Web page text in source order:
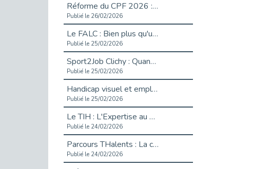
Réforme du CPF 2026 : Ce qui change ce printemps pour vos droits à la formation
Publié le 26/02/2026
Le FALC : Bien plus qu'une écriture, un levier d'inclusion
Publié le 25/02/2026
Sport2Job Clichy : Quand le terrain devient le plus beau des bureaux
Publié le 25/02/2026
Handicap visuel et emploi : lever les obstacles pour révéler les - vidéo
Publié le 25/02/2026
Le TIH : L'Expertise au Service de l'Inclusion
Publié le 24/02/2026
Parcours THalents : La complémentarité au service de l'Emploi.
Publié le 24/02/2026